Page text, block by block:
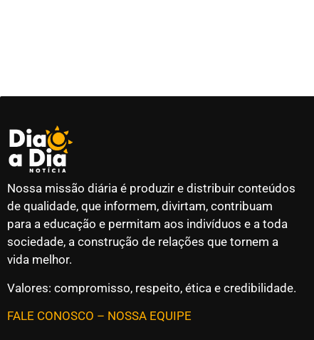
Nossa missão diária é produzir e distribuir conteúdos
de qualidade, que informem, divirtam, contribuam
para a educação e permitam aos indivíduos e a toda
sociedade, a construção de relações que tornem a
vida melhor.
Valores: compromisso, respeito, ética e credibilidade.
FALE CONOSCO – NOSSA EQUIPE